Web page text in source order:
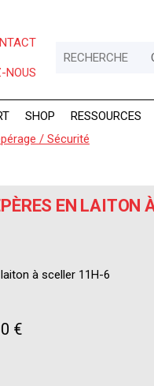
NOUS
SHOP RESSOURCES
/ Sécurité
EN LAITON
à sceller 11H-6
€